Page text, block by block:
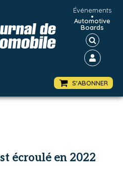
Événements
•
Automotive
Boards
S'ABONNER
écroulé en 2022